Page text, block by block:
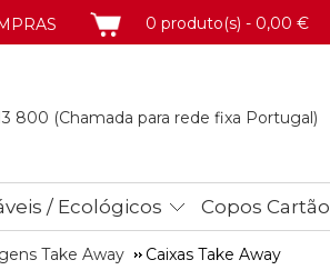
CARRINHO
0 produto(s) - 0,00 €
800 (Chamada para rede fixa Portugal)
/ Ecológicos Copos Cartão
Take Away Caixas Take Away